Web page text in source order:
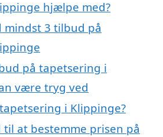
hjælpe med?
3 tilbud på
på tapetsering i
være tryg ved
i Klippinge?
til at bestemme prisen på